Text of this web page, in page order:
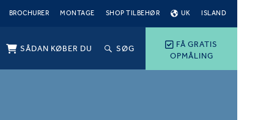
BROCHURER MONTAGE SHOP TILBEHØR UK ISLAND
FÅ GRATIS
OPMÅLING
SÅDAN KØBER DU SØG